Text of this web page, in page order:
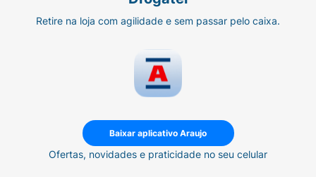
Retire na loja com agilidade e sem passar pelo caixa.
Baixar aplicativo Araujo
Ofertas, novidades e praticidade no seu celular